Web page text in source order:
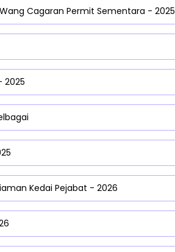
Cagaran Permit Sementara - 2025
2025
Kedai Pejabat - 2026